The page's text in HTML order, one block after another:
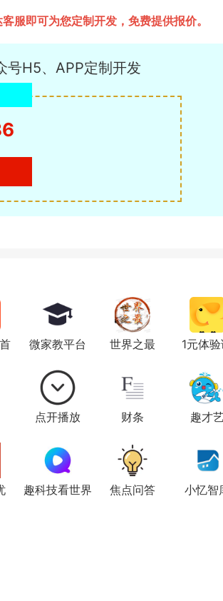
服即可为您定制开发，免费提供报价。
号H5、APP定制开发
微家教平台 世界之最 1元体
点开播放 财条 趣才
趣科技看世界 焦点问答 小忆智